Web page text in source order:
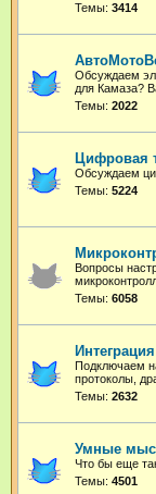
Темы: 3414
Обсуждаем
для Камаза?
Темы: 2022
Цифровая
Обсуждаем
Темы: 5224
Вопросы
Темы: 6058
Подключаем
протоколы,
Темы: 2632
Умные
Что бы еще
Темы: 4501